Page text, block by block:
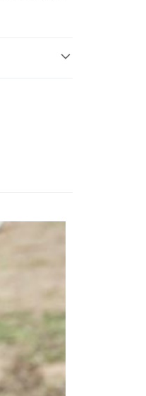
營門市／銀行轉
司）所提供，讓